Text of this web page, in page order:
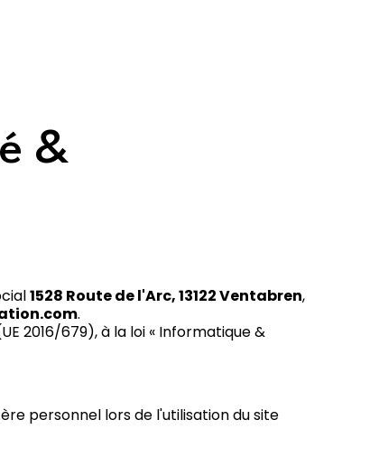
&
1528 Route de l'Arc, 13122 Ventabren,
.
2016/679), à la loi « Informatique &
personnel lors de l'utilisation du site